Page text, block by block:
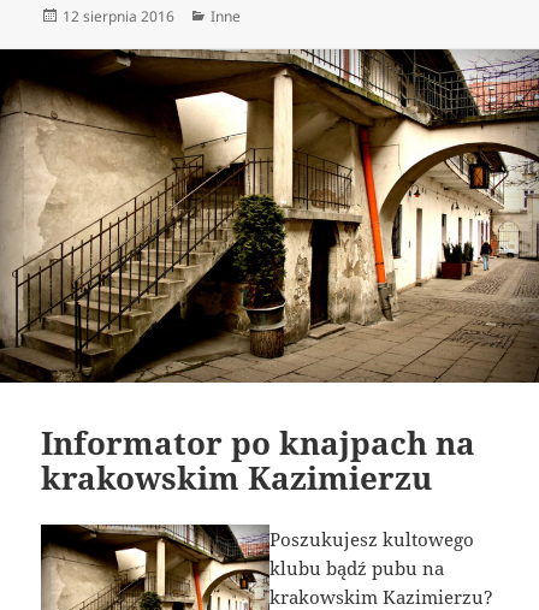
Data
12 sierpnia 2016 Kategorie
Inne
Informator po knajpach na
krakowskim Kazimierzu
Poszukujesz kultowego
klubu bądź pubu na
krakowskim Kazimierzu?